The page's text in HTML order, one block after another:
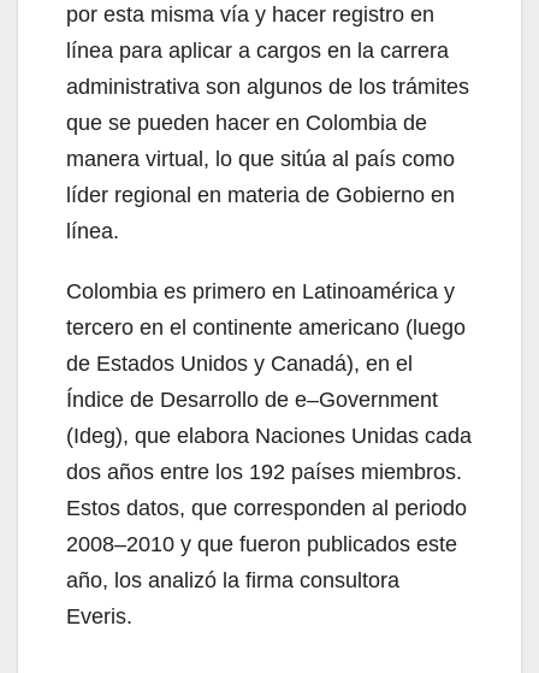
por esta misma vía y hacer registro en
línea para aplicar a cargos en la carrera
administrativa son algunos de los trámites
que se pueden hacer en Colombia de
manera virtual, lo que sitúa al país como
líder regional en materia de Gobierno en
línea.
Colombia es primero en Latinoamérica y
tercero en el continente americano (luego
de Estados Unidos y Canadá), en el
Índice de Desarrollo de e–Government
(Ideg), que elabora Naciones Unidas cada
dos años entre los 192 países miembros.
Estos datos, que corresponden al periodo
2008–2010 y que fueron publicados este
año, los analizó la firma consultora
Everis.